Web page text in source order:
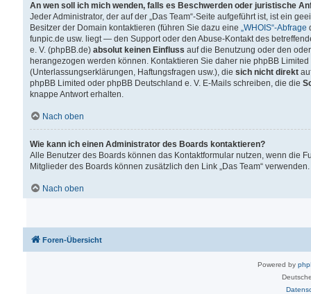
An wen soll ich mich wenden, falls es Beschwerden oder juristische
Jeder Administrator, der auf der „Das Team“-Seite aufgeführt ist, ist ein
Besitzer der Domain kontaktieren (führen Sie dazu eine „WHOIS“-Abfrage
funpic.de usw. liegt — den Support oder den Abuse-Kontakt des
e. V. (phpBB.de) absolut keinen Einfluss auf die Benutzung oder den
herangezogen werden können. Kontaktieren Sie daher nie phpBB
(Unterlassungserklärungen, Haftungsfragen usw.), die sich nicht direkt
phpBB Limited oder phpBB Deutschland e. V. E-Mails schreiben, die die
knappe Antwort erhalten.
Nach oben
Wie kann ich einen Administrator des Boards kontaktieren?
Alle Benutzer des Boards können das Kontaktformular nutzen, wenn die
Mitglieder des Boards können zusätzlich den Link „Das Team“ verwenden.
Nach oben
Foren-Übersicht
Powered by